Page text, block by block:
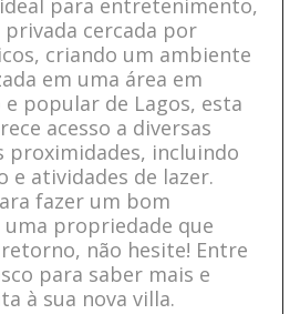
para entretenimento,
cercada por
criando um ambiente
em uma área em
popular de Lagos, esta
acesso a diversas
proximidades, incluindo
e atividades de lazer.
fazer um bom
propriedade que
não hesite! Entre
para saber mais e
à sua nova villa.